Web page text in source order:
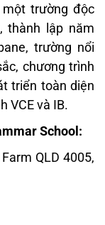
một trường độc
thành lập năm
trường nổi
chương trình
triển toàn diện
VCE và IB.
School:
QLD 4005,